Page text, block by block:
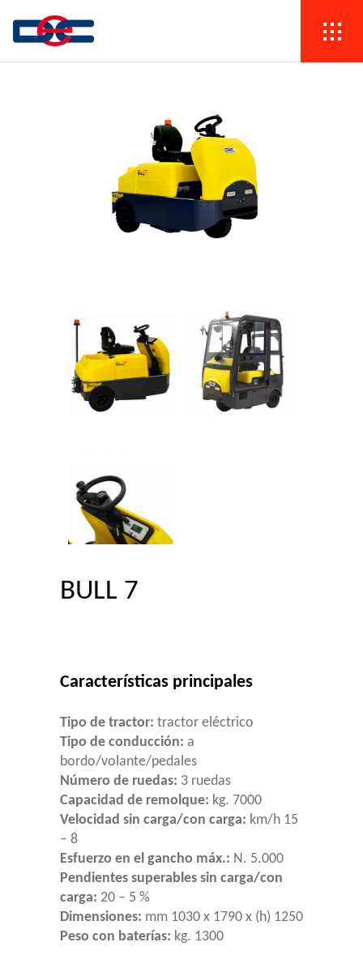
BULL 7
Características principales
Tipo de tractor: tractor eléctrico
Tipo de conducción: a
bordo/volante/pedales
Número de ruedas: 3 ruedas
Capacidad de remolque: kg. 7000
Velocidad sin carga/con carga: km/h 15
– 8
Esfuerzo en el gancho máx.: N. 5.000
Pendientes superables sin carga/con
carga: 20 – 5 %
Dimensiones: mm 1030 x 1790 x (h) 1250
Peso con baterías: kg. 1300